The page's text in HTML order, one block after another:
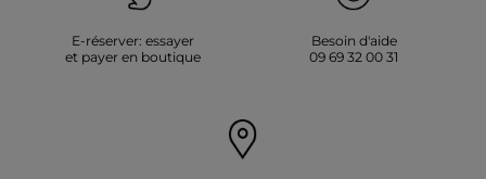
E-réserver: essayer
et payer en boutique
Besoin d'aide
09 69 32 00 31